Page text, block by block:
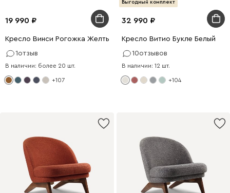
19 990
Кресло Винси Рогожка Желтый
1отзыв
В наличии: более 20 шт.
+107
Выгодный комплект
32 990
Кресло Витио Букле Белый
10отзывов
В наличии: 12 шт.
+104